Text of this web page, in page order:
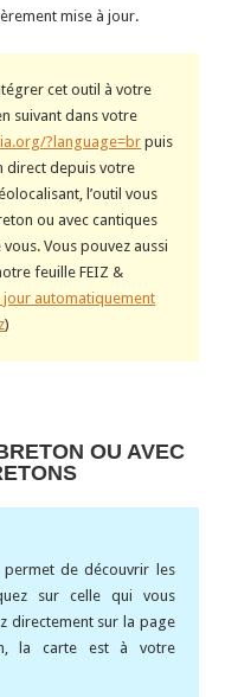
mise à jour.
cet outil à votre
suivant dans votre
?language=br puis
direct depuis votre
l’outil vous
ou avec cantiques
Vous pouvez aussi
feuille FEIZ &
jour automatiquement
)
OU AVEC
de découvrir les
sur celle qui vous
directement sur la page
la carte est à votre